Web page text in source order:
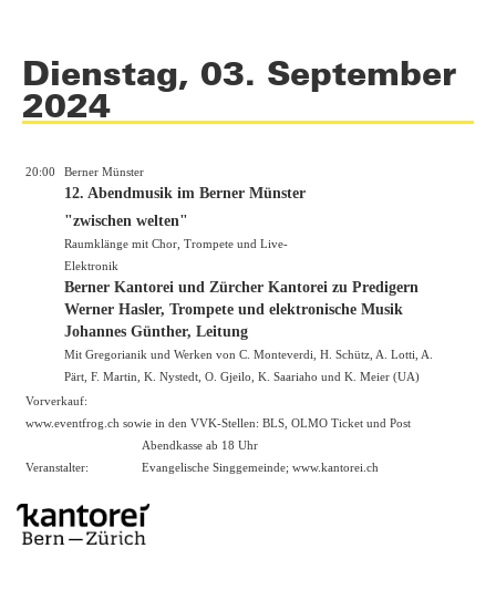
Dienstag, 03. September
2024
20:00 Berner Münster
12. Abendmusik im Berner Münster
"zwischen welten"
Raumklänge mit Chor, Trompete und Live-
Elektronik
Berner Kantorei und Zürcher Kantorei zu Predigern
Werner Hasler, Trompete und elektronische Musik
Johannes Günther, Leitung
Mit Gregorianik und Werken von C. Monteverdi, H. Schütz, A. Lotti, A.
Pärt, F. Martin, K. Nystedt, O. Gjeilo, K. Saariaho und K. Meier (UA)
Vorverkauf:
www.eventfrog.ch sowie in den VVK-Stellen: BLS, OLMO Ticket und Post
Abendkasse ab 18 Uhr
Veranstalter:
Evangelische Singgemeinde; www.kantorei.ch